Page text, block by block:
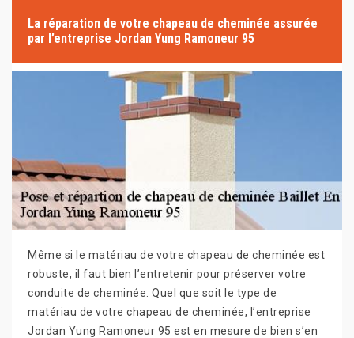
La réparation de votre chapeau de cheminée assurée
par l’entreprise Jordan Yung Ramoneur 95
Même si le matériau de votre chapeau de cheminée est
robuste, il faut bien l’entretenir pour préserver votre
conduite de cheminée. Quel que soit le type de
matériau de votre chapeau de cheminée, l’entreprise
Jordan Yung Ramoneur 95 est en mesure de bien s’en